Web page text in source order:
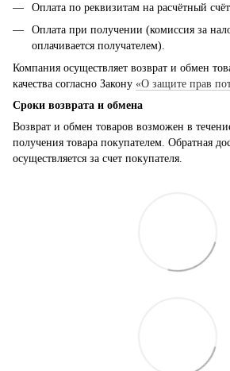
Оплата по реквизитам на расчётный
Оплата при получении (комиссия за
оплачивается получателем).
Компания осуществляет возврат и обмен
качества согласно Закону «О защите прав
Сроки возврата и обмена
Возврат и обмен товаров возможен в
получения товара покупателем. Обратная
осуществляется за счет покупателя.